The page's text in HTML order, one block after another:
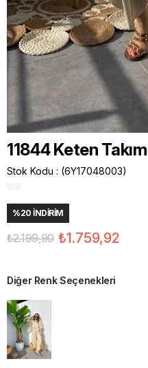
11844 Keten Takım
Stok Kodu (6Y17048003)
%20 İNDIRIM
₺2.199,90 ₺1.759,92
Diğer Renk Seçenekleri